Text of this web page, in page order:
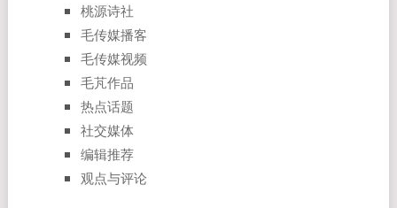
桃源诗社
毛传媒播客
毛传媒视频
毛芃作品
热点话题
社交媒体
编辑推荐
观点与评论